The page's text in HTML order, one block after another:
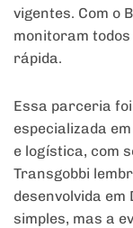
vigentes. Com o
monitoram
rápida.
Essa parceria
especializada
e logística, com
Transgobbi
desenvolvida em
simples, mas a